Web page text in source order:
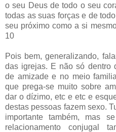
o seu Deus de todo o seu
todas as suas forças e de
seu próximo como a si
10
Pois bem, generalizando,
das igrejas. E não só dentro
de amizade e no meio
que prega-se muito sobre
dar o dízimo, etc e etc e
destas pessoas fazem sexo.
importante também, mas
relacionamento conjugal